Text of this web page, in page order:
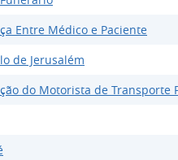
Entre Médico e Paciente
de Jerusalém
do Motorista de Transporte